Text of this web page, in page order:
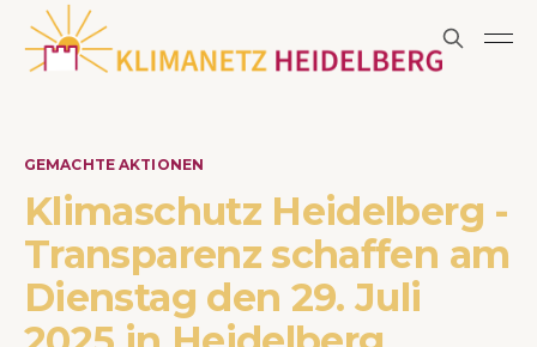
GEMACHTE AKTIONEN
Klimaschutz Heidelberg -
Transparenz schaffen am
Dienstag den 29. Juli